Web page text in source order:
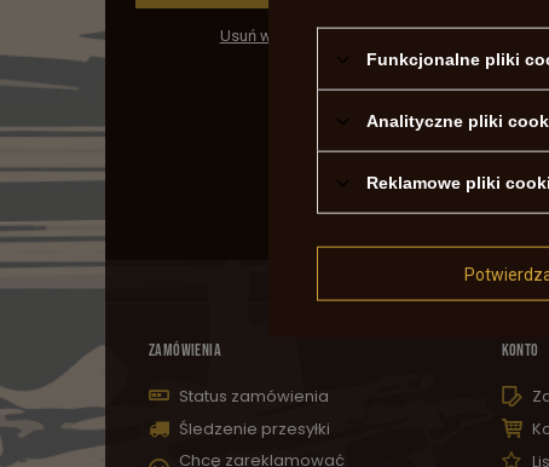
Usuń wszystkie filtry
ZAMÓWIENIA
Status zamówienia
Śledzenie przesyłki
Chcę zareklamować
KONTO
Funkcjonalne pliki
Analityczne pliki
Reklamowe pliki